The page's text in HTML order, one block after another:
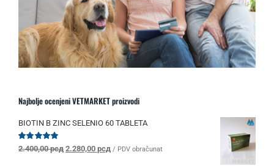
Najbolje ocenjeni VETMARKET proizvodi
BIOTIN B ZINC SELENIO 60 TABLETA
Ocenjeno
od 5
2.400,00рсд Originalna
2.280,00 рсдTrenutna
/ PDV obračunat